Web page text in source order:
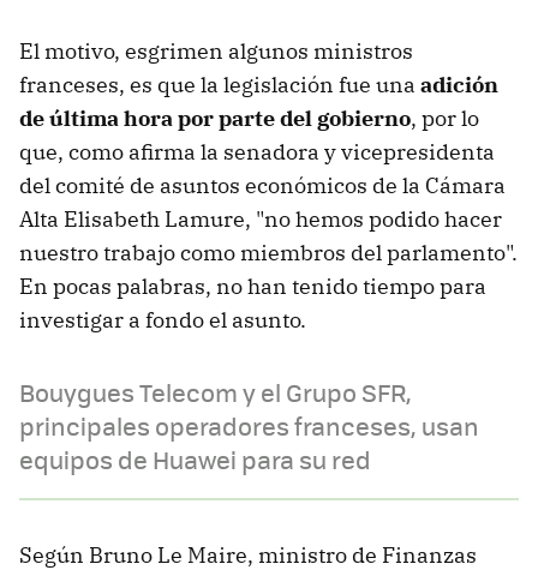
El motivo, esgrimen algunos ministros
franceses, es que la legislación fue una adición
de última hora por parte del gobierno, por lo
que, como afirma la senadora y vicepresidenta
del comité de asuntos económicos de la Cámara
Alta Elisabeth Lamure, "no hemos podido hacer
nuestro trabajo como miembros del parlamento".
En pocas palabras, no han tenido tiempo para
investigar a fondo el asunto.
Bouygues Telecom y el Grupo SFR,
principales operadores franceses, usan
equipos de Huawei para su red
Según Bruno Le Maire, ministro de Finanzas